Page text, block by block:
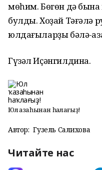
мөһим. Бөгөн дә
булды. Хоҙай Тәғәлә
юлдағыларҙы бәлә-
Гүзәл Иҫәнгилдина.
Юл ҡазаһынан һаҡлағыҙ!
Автор: Гузель Салихова
Читайте нас